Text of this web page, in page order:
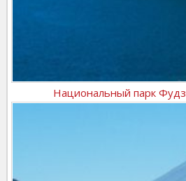
Национальный парк